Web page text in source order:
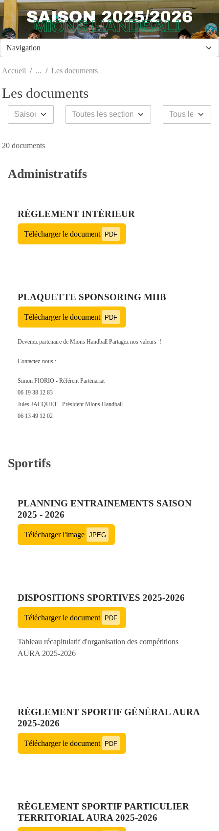
Accueil Les documents
Les documents
20 documents
Administratifs
RÈGLEMENT INTÉRIEUR
Télécharger le document PDF
PLAQUETTE SPONSORING MHB
Télécharger le document PDF
Devenez partenaire de Mions Handball Partagez nos valeurs !
Contactez-nous :
Simon FIORIO - Référent Partenariat
06 19 38 12 83
Jules JACQUET - Président Mions Handball
06 13 49 12 02
Sportifs
PLANNING ENTRAINEMENTS SAISON
2025 - 2026
Télécharger l'image JPEG
DISPOSITIONS SPORTIVES 2025-2026
Télécharger le document PDF
Tableau récapitulatif d'organisation des compétitions
AURA 2025-2026
RÈGLEMENT SPORTIF GÉNÉRAL AURA
2025-2026
Télécharger le document PDF
RÈGLEMENT SPORTIF PARTICULIER
TERRITORIAL AURA 2025-2026
Panneau de gestion des cookies